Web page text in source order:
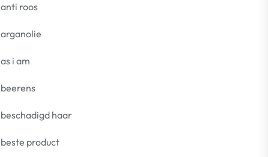
anti roos
arganolie
as i am
beerens
beschadigd haar
beste product